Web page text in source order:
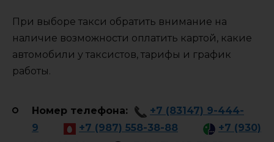
При выборе такси обратить внимание на
наличие возможности оплатить картой, какие
автомобили у таксистов, тарифы и график
работы.
Номер телефона:
+7 (83147) 9-444-
9
+7 (987) 558-38-88
+7 (930)